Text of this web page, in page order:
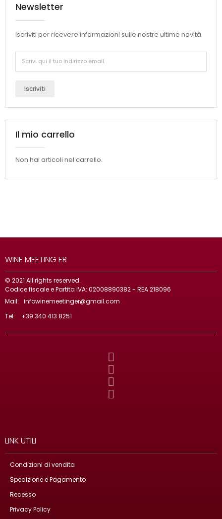
Newsletter
Iscriviti per ricevere informazioni sulle nostre ultime novità.
Iscriviti
Il mio carrello
Non hai articoli nel carrello.
WINE MEETING ER
© 2021 All rights reserved.
Codice fiscale e Partita IVA: 02008890382 - REA 218096
Mail:
infowinemeetinger@gmail.com
Tel:
+39 340 413 8251
LINK UTILI
Condizioni di vendita
Spedizione e Pagamento
Recesso
Privacy Policy